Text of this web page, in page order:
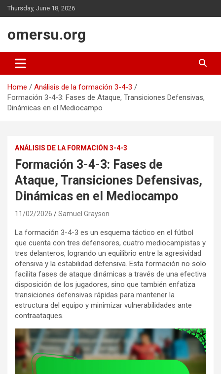
Skip
to
Thursday, June 18, 2026
omersu.org
Home
Análisis de la formación 3-4-3
Formación 3-4-3: Fases de Ataque, Transiciones Defensivas,
Dinámicas en el Mediocampo
ANÁLISIS DE LA FORMACIÓN 3-4-3
Formación 3-4-3: Fases de
Ataque, Transiciones Defensivas,
Dinámicas en el Mediocampo
11/02/2026 Samuel Grayson
La formación 3-4-3 es un esquema táctico en el fútbol
que cuenta con tres defensores, cuatro mediocampistas y
tres delanteros, logrando un equilibrio entre la agresividad
ofensiva y la estabilidad defensiva. Esta formación no solo
facilita fases de ataque dinámicas a través de una efectiva
disposición de los jugadores, sino que también enfatiza
transiciones defensivas rápidas para mantener la
estructura del equipo y minimizar vulnerabilidades ante
contraataques.